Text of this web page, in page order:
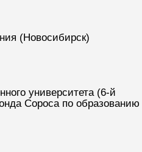
(Новосибирск)
университета (6-й
Сороса по образованию